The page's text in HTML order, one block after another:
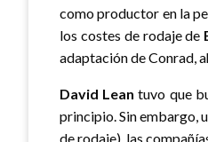
como productor en la
los costes de rodaje de
adaptación de Conrad,
David Lean tuvo que
principio. Sin embargo,
de rodaje), las